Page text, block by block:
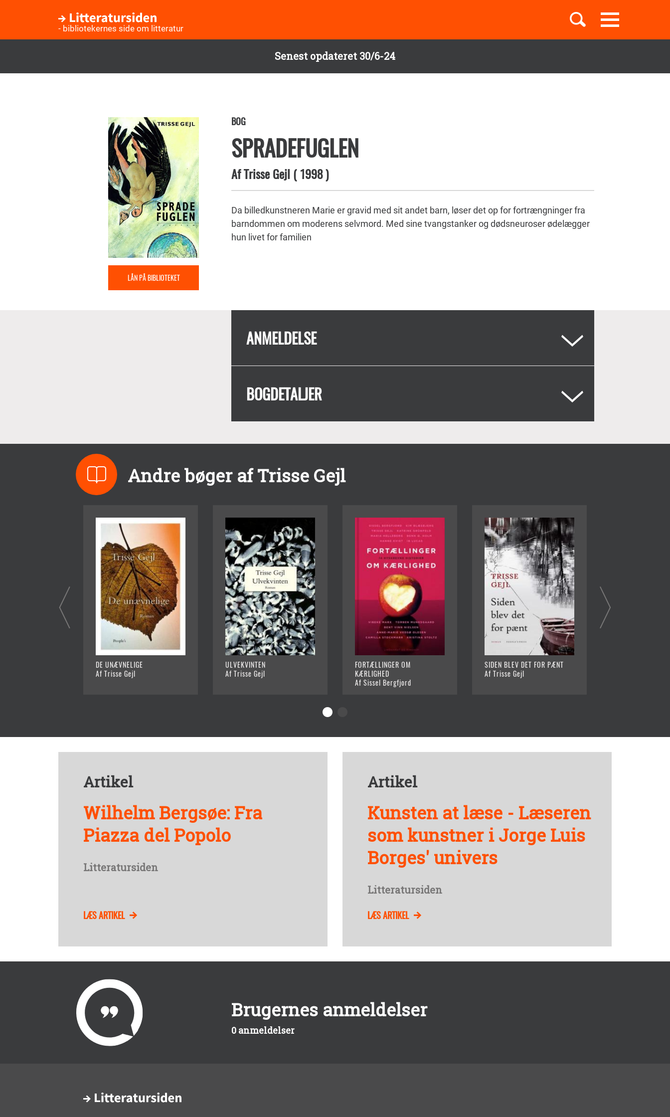
Senest opdateret 30/6-24
Toggle
navigation
- bibliotekernes side om litteratur
Børnebøger
Temaer
LÅN PÅ BIBLIOTEKET
BOG
SPRADEFUGLEN
AfTrisse Gejl (1998)
Da billedkunstneren Marie er gravid med sit andet barn, løser det op for fortrængninger fra
barndommen om moderens selvmord. Med sine tvangstanker og dødsneuroser ødelægger
hun livet for familien
ANMELDELSE
BOGDETALJER
Andre bøger af Trisse Gejl
DE UNÆVNELIGE
Af Trisse Gejl
ULVEKVINTEN
Af Trisse Gejl
FORTÆLLINGER OM
KÆRLIGHED
Af Sissel Bergfjord
SIDEN BLEV DET FOR PÆNT
Af Trisse Gejl
Artikel
Wilhelm Bergsøe: Fra
Piazza del Popolo
Litteratursiden
LÆS ARTIKEL
Artikel
Kunsten at læse - Læseren
som kunstner i Jorge Luis
Borges' univers
Litteratursiden
LÆS ARTIKEL
Brugernes anmeldelser
0 anmeldelser